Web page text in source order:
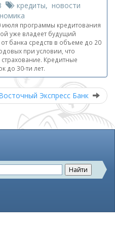
кредиты, новости
июля программы кредитования
уже владеет будущий
банка средств в объеме до 20
при условии, что
Кредитные
до 30-ти лет.
Экспресс Банк